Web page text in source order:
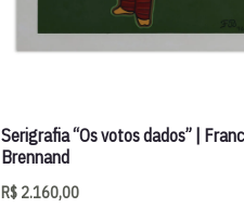
Serigrafia “Os votos dados” |
Brennand
R$ 2.160,00